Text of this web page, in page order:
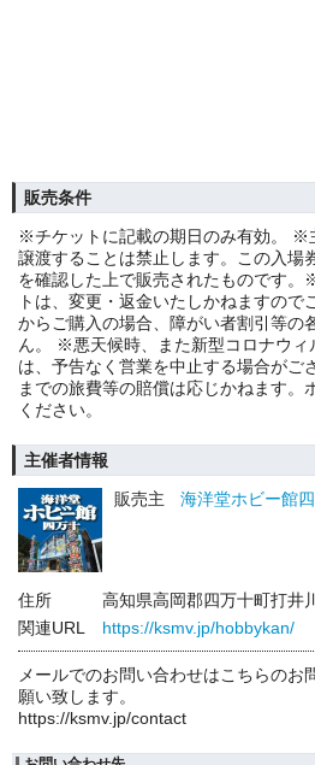
販売条件
※チケットに記載の期日のみ有効。 ※
譲渡することは禁止します。この入場
を確認した上で販売されたものです
トは、変更・返金いたしかねますの
からご購入の場合、障がい者割引等の
ん。 ※悪天候時、また新型コロナウィ
は、予告なく営業を中止する場合がご
までの旅費等の賠償は応じかねます。
ください。
主催者情報
販売主
海洋堂ホビー館
住所
高知県高岡郡四万十町打
関連URL
https://ksmv.jp/hobbykan/
メールでのお問い合わせはこちらのお
願い致します。
https://ksmv.jp/contact